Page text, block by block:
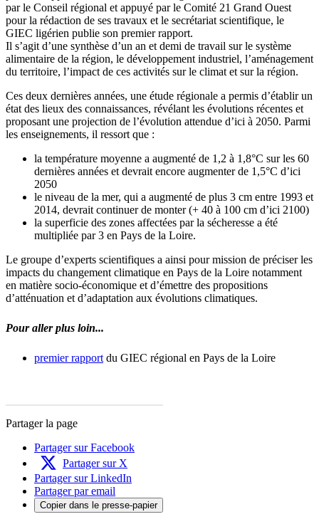
par le Conseil régional et appuyé par le Comité 21 Grand Ouest
pour la rédaction de ses travaux et le secrétariat scientifique, le
GIEC ligérien publie son premier rapport.
Il s’agit d’une synthèse d’un an et demi de travail sur le système
alimentaire de la région, le développement industriel, l’aménagement
du territoire, l’impact de ces activités sur le climat et sur la région.
Ces deux dernières années, une étude régionale a permis d’établir un
état des lieux des connaissances, révélant les évolutions récentes et
proposant une projection de l’évolution attendue d’ici à 2050. Parmi
les enseignements, il ressort que :
la température moyenne a augmenté de 1,2 à 1,8°C sur les 60
dernières années et devrait encore augmenter de 1,5°C d’ici
2050
le niveau de la mer, qui a augmenté de plus 3 cm entre 1993 et
2014, devrait continuer de monter (+ 40 à 100 cm d’ici 2100)
la superficie des zones affectées par la sécheresse a été
multipliée par 3 en Pays de la Loire.
Le groupe d’experts scientifiques a ainsi pour mission de préciser les
impacts du changement climatique en Pays de la Loire notamment
en matière socio-économique et d’émettre des propositions
d’atténuation et d’adaptation aux évolutions climatiques.
Pour aller plus loin...
premier rapport du GIEC régional en Pays de la Loire
Partager la page
Partager sur Facebook
Partager sur X
Partager sur LinkedIn
Partager par email
Copier dans le presse-papier